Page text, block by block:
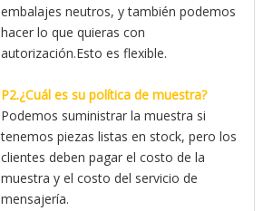
embalajes neutros, y también podemos
hacer lo que quieras con
autorización.Esto es flexible.
P2.¿Cuál es su política de muestra?
Podemos suministrar la muestra si
tenemos piezas listas en stock, pero los
clientes deben pagar el costo de la
muestra y el costo del servicio de
mensajería.